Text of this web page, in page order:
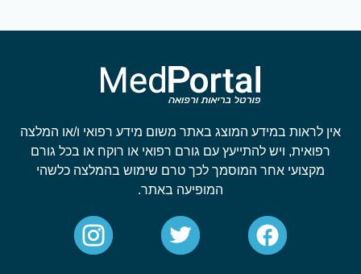
אין לראות במידע המוצג באתר משום מידע רפואי ו/או המלצה
רפואית, ויש להתייעץ עם גורם רפואי או רוקח או בכל גורם
מקצועי אחר המוסמך לכך טרם שימוש בהמלצה כלשהי
המופיעה באתר.